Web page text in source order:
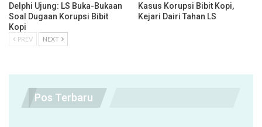
Delphi Ujung: LS Buka-Bukaan
Soal Dugaan Korupsi Bibit
Kopi
Kasus Korupsi Bibit Kopi,
Kejari Dairi Tahan LS
PREV NEXT
Pos Terbaru